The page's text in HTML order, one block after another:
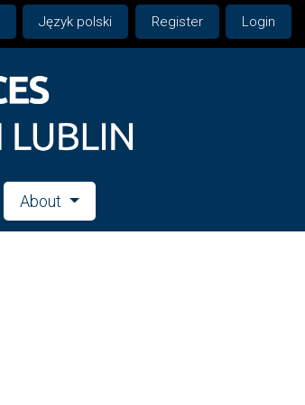
Język polski Register Login
About